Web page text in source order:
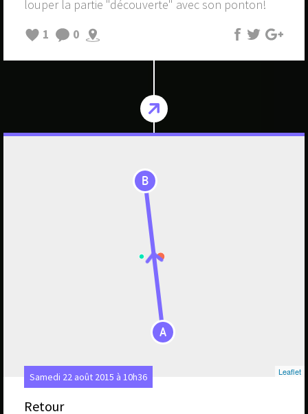
louper la partie "découverte" avec son ponton!
1
0
A
B
Leaflet
Samedi 22 août 2015 à 10h36
Retour